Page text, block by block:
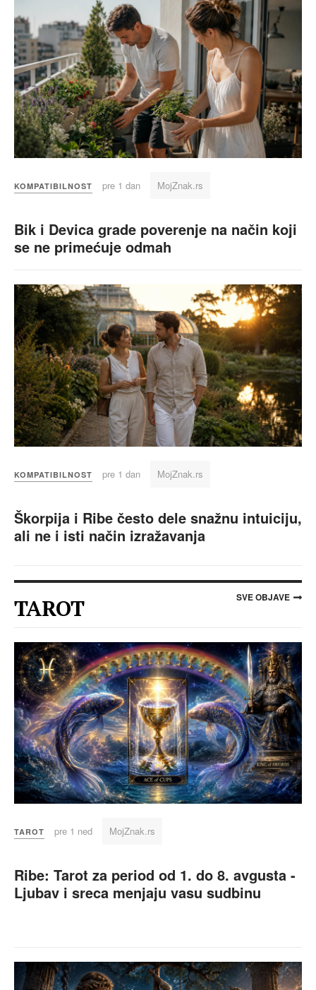
KOMPATIBILNOST pre 1 dan MojZnak.rs
Bik i Devica grade poverenje na način koji
se ne primećuje odmah
KOMPATIBILNOST pre 1 dan MojZnak.rs
Škorpija i Ribe često dele snažnu intuiciju,
ali ne i isti način izražavanja
TAROT SVE OBJAVE
TAROT pre 1 ned MojZnak.rs
Ribe: Tarot za period od 1. do 8. avgusta -
Ljubav i sreca menjaju vasu sudbinu